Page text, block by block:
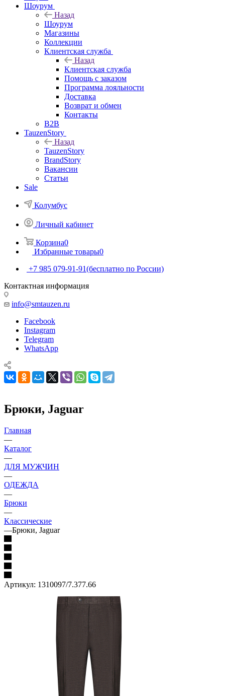
Шоурум
Назад
Шоурум
Магазины
Коллекции
Клиентская служба
Назад
Клиентская служба
Помощь с заказом
Программа лояльности
Доставка
Возврат и обмен
Контакты
B2B
TauzenStory
Назад
TauzenStory
BrandStory
Вакансии
Статьи
Sale
Колумбус
Личный кабинет
Корзина0
Избранные товары0
+7 985 079-91-91(бесплатно по России)
Контактная информация
info@smtauzen.ru
Facebook
Instagram
Telegram
WhatsApp
Брюки, Jaguar
Главная
—
Каталог
—
ДЛЯ МУЖЧИН
—
ОДЕЖДА
—
Брюки
—
Классические
—Брюки, Jaguar
Артикул: 1310097/7.377.66